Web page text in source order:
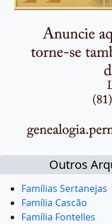
Outros
Famílias Sertanejas
Família Cascão
Família Fontelles